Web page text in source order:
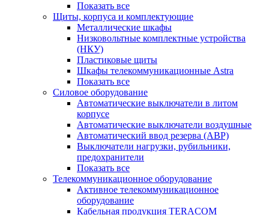
Показать все
Щиты, корпуса и комплектующие
Металлические шкафы
Низковольтные комплектные устройства
(НКУ)
Пластиковые щиты
Шкафы телекоммуникационные Astra
Показать все
Силовое оборудование
Автоматические выключатели в литом
корпусе
Автоматические выключатели воздушные
Автоматический ввод резерва (АВР)
Выключатели нагрузки, рубильники,
предохранители
Показать все
Телекоммуникационное оборудование
Активное телекоммуникационное
оборудование
Кабельная продукция TERACOM